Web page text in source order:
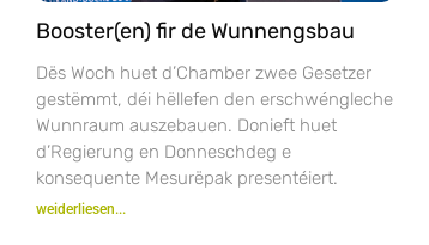
Booster(en) fir de Wunnengsbau
Dës Woch huet d’Chamber zwee Gesetzer
gestëmmt, déi hëllefen den erschwéngleche
Wunnraum auszebauen. Donieft huet
d’Regierung en Donneschdeg e
konsequente Mesurëpak presentéiert.
weiderliesen...